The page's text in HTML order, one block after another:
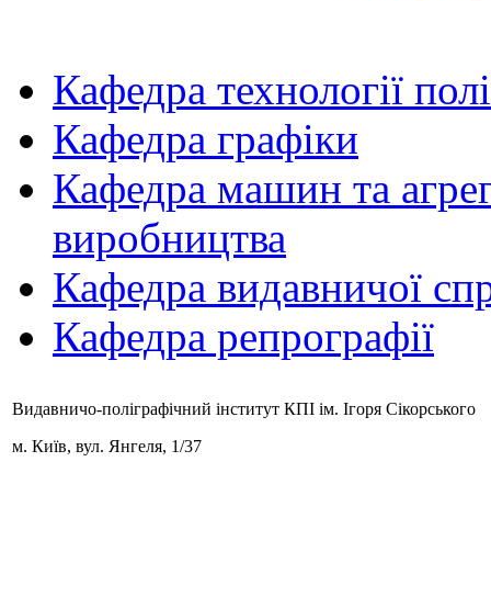
Кафедра технології
Кафедра графіки
Кафедра машин та
виробництва
Кафедра видавничої
Кафедра репрографії
Видавничо-поліграфічний інститут КПІ ім. Ігоря Сікорського
м. Київ, вул. Янгеля, 1/37